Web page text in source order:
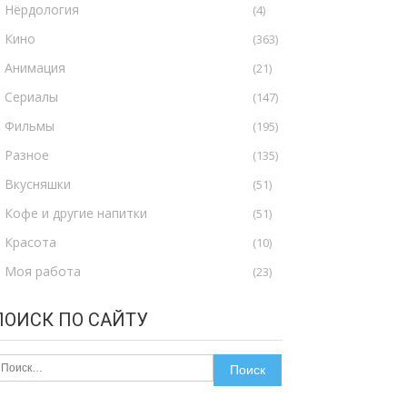
Нёрдология (4)
Кино (363)
Анимация (21)
Сериалы (147)
Фильмы (195)
Разное (135)
Вкусняшки (51)
Кофе и другие напитки (51)
Красота (10)
Моя работа (23)
ПО САЙТУ